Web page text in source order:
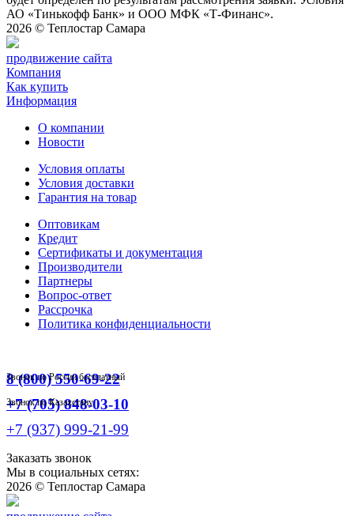
АО «Тинькофф Банк» и ООО МФК «Т-Финанс».
2026 © Теплостар Самара
продвижение сайта
Компания
Как купить
Информация
О компании
Новости
Условия оплаты
Условия доставки
Гарантия на товар
Оптовикам
Кредит
Сертификаты и документация
Производители
Партнеры
Вопрос-ответ
Рассрочка
Политика конфиденциальности
8 (800) 550-69-22
Звонок по России бесплатный
+7 (705) 848-03-10
Звонок по Казахстану
+7 (937) 999-21-99
Заказать звонок
Мы в социальных сетях:
2026 © Теплостар Самара